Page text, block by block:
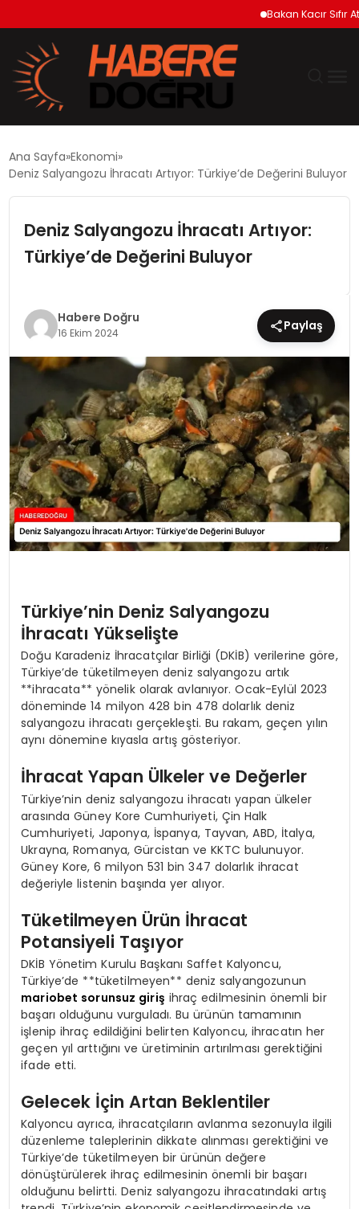
Bakan Kacır Sıfır
SİYASET
TEKNOLOJİ
SPOR
EĞİTİM
MAGAZİN
SAĞLIK
YAŞAM
Ana Sayfa Ekonomi
Deniz Salyangozu İhracatı Artıyor: Türkiye’de Değerini Buluyor
Deniz Salyangozu İhracatı Artıyor:
Türkiye’de Değerini Buluyor
Habere Doğru
16 Ekim 2024 Paylaş
Türkiye’nin Deniz Salyangozu
İhracatı Yükselişte
Doğu Karadeniz İhracatçılar Birliği (DKİB) verilerine göre,
Türkiye’de tüketilmeyen deniz salyangozu artık
**ihracata** yönelik olarak avlanıyor. Ocak-Eylül 2023
döneminde 14 milyon 428 bin 478 dolarlık deniz
salyangozu ihracatı gerçekleşti. Bu rakam, geçen yılın
aynı dönemine kıyasla artış gösteriyor.
İhracat Yapan Ülkeler ve Değerler
Türkiye’nin deniz salyangozu ihracatı yapan ülkeler
arasında Güney Kore Cumhuriyeti, Çin Halk
Cumhuriyeti, Japonya, İspanya, Tayvan, ABD, İtalya,
Ukrayna, Romanya, Gürcistan ve KKTC bulunuyor.
Güney Kore, 6 milyon 531 bin 347 dolarlık ihracat
değeriyle listenin başında yer alıyor.
Tüketilmeyen Ürün İhracat
Potansiyeli Taşıyor
DKİB Yönetim Kurulu Başkanı Saffet Kalyoncu,
Türkiye’de **tüketilmeyen** deniz salyangozunun
mariobet sorunsuz giriş ihraç edilmesinin önemli bir
başarı olduğunu vurguladı. Bu ürünün tamamının
işlenip ihraç edildiğini belirten Kalyoncu, ihracatın her
geçen yıl arttığını ve üretiminin artırılması gerektiğini
ifade etti.
Gelecek İçin Artan Beklentiler
Kalyoncu ayrıca, ihracatçıların avlanma sezonuyla ilgili
düzenleme taleplerinin dikkate alınması gerektiğini ve
Türkiye’de tüketilmeyen bir ürünün değere
dönüştürülerek ihraç edilmesinin önemli bir başarı
olduğunu belirtti. Deniz salyangozu ihracatındaki artış